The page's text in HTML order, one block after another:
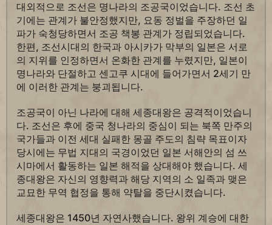
대외적으로 조선은 명나라의 조공국이었습니다. 조선 초
기에는 관계가 불안정했지만, 요동 정벌을 주장하던 일
파가 숙청당하면서 조공 책봉 관계가 정립되었습니다.
한편, 조선시대의 한국과 아시카가 막부의 일본은 서로
의 지위를 인정하면서 온화한 관계를 누렸지만, 일본이
명나라와 단절하고 센고쿠 시대에 들어가면서 2세기 만
에 이러한 관계는 붕괴됩니다.
조공국이 아닌 나라에 대해 세종대왕은 공격적이었습니
다. 조선은 후에 중국 청나라의 중심이 되는 북쪽 만주의
국가들과 이전 세대 실패한 몽골 주도의 침략 목표이자
당시에는 무법 지대의 국경이었던 일본 서해안의 섬 쓰
시마에서 활동하는 일본 해적을 상대해야 했습니다. 세
종대왕은 자신의 영향력과 해당 지역의 소 일족과 맺은
교묘한 무역 협정을 통해 약탈을 중단시켰습니다.
세종대왕은 1450년 자연사했습니다. 왕위 계승에 대한